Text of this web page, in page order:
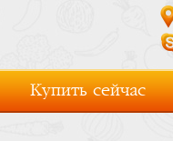
Купить сейчас